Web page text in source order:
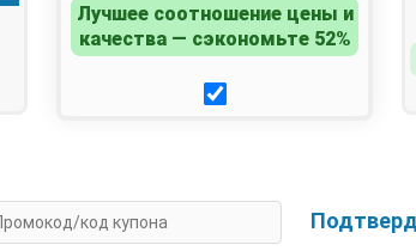
Лучшее соотношение цены и
качества — сэкономьте 52%